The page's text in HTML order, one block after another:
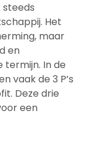
steeds
Het
maar
en
In de
vaak de 3 P’s
Deze drie
een